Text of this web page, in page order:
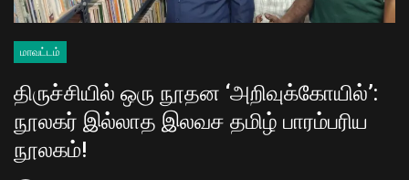
மாவட்டம்
திருச்சியில் ஒரு நூதன ‘அறிவுக்கோயில்’:
நூலகர் இல்லாத இலவச தமிழ் பாரம்பரிய
நூலகம்!